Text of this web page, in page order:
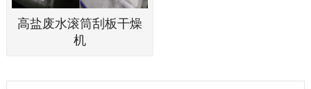
高盐废水滚筒刮板干燥
机